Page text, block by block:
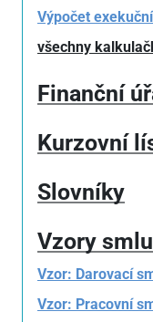
Výpočet
všechny
Finanční
Kurzovní
Slovníky
Vzory
Vzor: Darovací
Vzor: Pracovní